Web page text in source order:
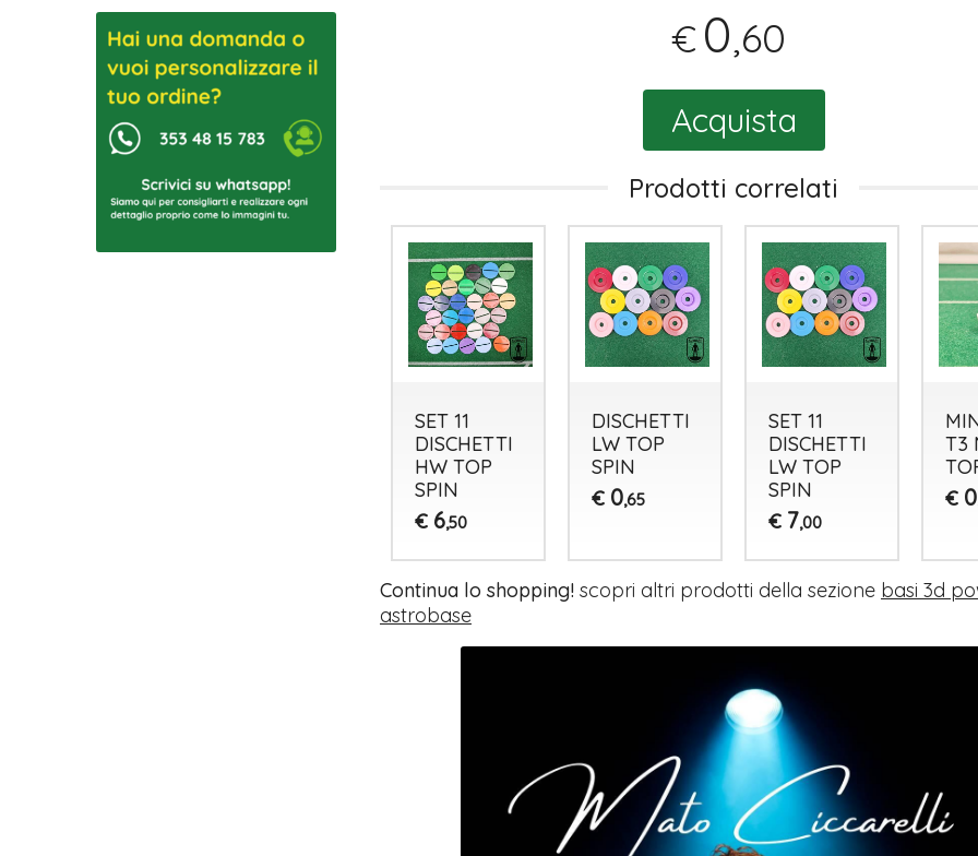
€ 0,60
Acquista
Prodotti correlati
SET 11
DISCHETTI
HW TOP
SPIN
€ 6,50
DISCHETTI
LW TOP
SPIN
€ 0,65
SET 11
DISCHETTI
LW TOP
SPIN
€ 7,00
T3
€ 0
Continua lo shopping!scopri altri prodotti della sezione basi 3d
astrobase